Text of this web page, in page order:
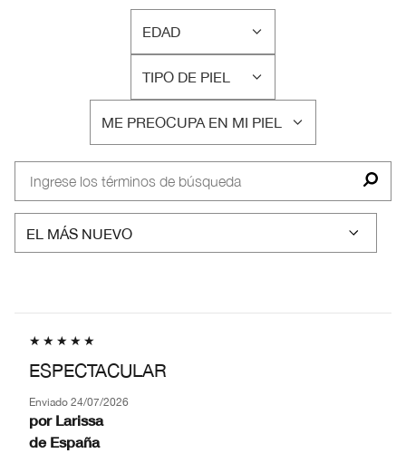
EDAD
FILTRAR
RESEÑAS
POR
EDAD
TIPO DE PIEL
FILTRAR
RESEÑAS
POR
TIPO
DE
PIEL
ME PREOCUPA EN MI PIEL
FILTRAR
RESEÑAS
ME
EN
ESPECTACULAR
Enviado 24/07/2026
por Larissa
de España